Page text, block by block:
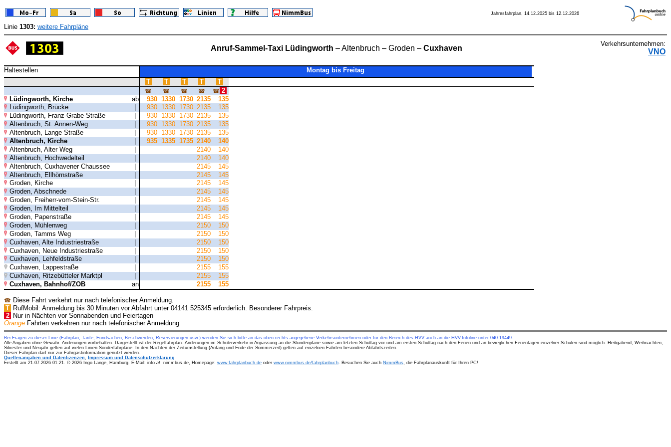
Jahresfahrplan, 14.12.2025 bis 12.12.2026
Linie 1303: weitere Fahrpläne
Anruf-Sammel-Taxi Lüdingworth – Altenbruch – Groden – Cuxhaven
Verkehrsunternehmen:
VNO
Haltestellen
Montag bis Freitag
T
T T T T
☎ ☎ ☎ ☎ ☎ 2
Lüdingworth, Kirche
ab 930 1330 1730 2135
135
Lüdingworth, Brücke
930 1330 1730 2135
135
Lüdingworth, Franz-Grabe-Straße
930 1330 1730 2135
135
Altenbruch, St. Annen-Weg
930 1330 1730 2135
135
Altenbruch, Lange Straße
930 1330 1730 2135
135
Altenbruch, Kirche
935 1335 1735 2140
140
Altenbruch, Alter Weg
2140
140
Altenbruch, Hochwedelteil
2140
140
Altenbruch, Cuxhavener Chaussee
| 2145
145
Altenbruch, Ellhörnstraße
| 2145
145
Groden, Kirche
2145
145
Groden, Abschnede
2145
145
Groden, Freiherr-vom-Stein-Str.
2145
145
Groden, Im Mittelteil
2145
145
Groden, Papenstraße
2145
145
Groden, Mühlenweg
2150
150
Groden, Tamms Weg
2150
150
Cuxhaven, Alte Industriestraße
| 2150
150
Cuxhaven, Neue Industriestraße
| 2150
150
Cuxhaven, Lehfeldstraße
2150
150
Cuxhaven, Lappestraße
2155
155
Cuxhaven, Ritzebütteler Marktpl
2155
155
Cuxhaven, Bahnhof/ZOB
an 2155 155
☎ Diese Fahrt verkehrt nur nach telefonischer Anmeldung.
T RufMobil: Anmeldung bis 30 Minuten vor Abfahrt unter 04141 525345 erforderlich. Besonderer Fahrpreis.
2
Nur in Nächten vor Sonnabenden und Feiertagen
Orange Fahrten verkehren nur nach telefonischer Anmeldung
Bei Fragen zu dieser Linie (Fahrplan, Tarife, Fundsachen, Beschwerden, Reservierungen usw.) wenden Sie sich bitte an das oben rechts angegebene Verkehrsunternehmen oder für den Bereich des HVV auch an die HVV-Infoline unter 040 19449.
Alle Angaben ohne Gewähr. Änderungen vorbehalten. Dargestellt ist der Regelfahrplan. Änderungen im Schülerverkehr in Anpassung an die Stundenpläne sowie am letzten Schultag vor und am ersten Schultag nach den Ferien und an beweglichen Ferientagen einzelner Schulen sind möglich. Heiligabend, Weihnachten,
Silvester und Neujahr gelten auf vielen Linien Sonderfahrpläne. In den Nächten der Zeitumstellung (Anfang und Ende der Sommerzeit) gelten auf einzelnen Fahrten besondere Abfahrtszeiten.
Dieser Fahrplan darf nur zur Fahrgastinformation genutzt werden.
Quellenangaben und Datenlizenzen
Impressum und Datenschutzerklärung
Erstellt am 21.07.2026 01:21. © 2026 Ingo Lange, Hamburg. E-Mail: info at nimmbus.de, Homepage: www.fahrplanbuch.de oder www.nimmbus.de/fahrplanbuch . Besuchen Sie auch NimmBus , die Fahrplanauskunft für Ihren PC!